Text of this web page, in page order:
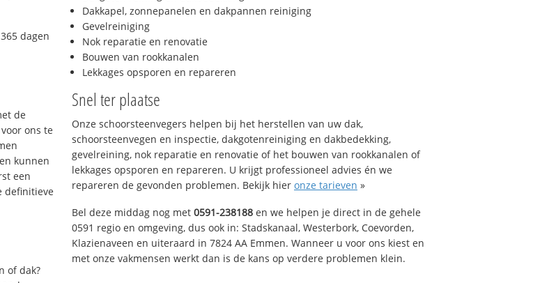
dagen
de
ons te
kunnen
een
definitieve
of dak?
Dakkapel, zonnepanelen en dakpannen reiniging
Gevelreiniging
Nok reparatie en renovatie
Bouwen van rookkanalen
Lekkages opsporen en repareren
Snel ter plaatse
Onze schoorsteenvegers helpen bij het herstellen van uw dak,
schoorsteenvegen en inspectie, dakgotenreiniging en dakbedekking,
gevelreining, nok reparatie en renovatie of het bouwen van rookkanalen of
lekkages opsporen en repareren. U krijgt professioneel advies én we
repareren de gevonden problemen. Bekijk hier onze tarieven »
Bel deze middag nog met 0591-238188 en we helpen je direct in de gehele
0591 regio en omgeving, dus ook in: Stadskanaal, Westerbork, Coevorden,
Klazienaveen en uiteraard in 7824 AA Emmen. Wanneer u voor ons kiest en
met onze vakmensen werkt dan is de kans op verdere problemen klein.